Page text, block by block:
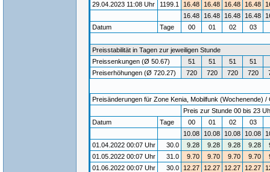
29.04.2023 11:08 Uhr
1199.1 16.48 16.48 16.48 16.48
16.48
16.48 16.48 16.48
Datum
Tage 00 01 02 03
Preisstabilität in Tagen zur jeweiligen Stunde
Preissenkungen (Ø 50.67)
51 51 51 51
Preiserhöhungen (Ø 720.27)
720 720 720 720
Preisänderungen für Zone Kenia, Mobilfunk (Wochenende) /
Preis zur Stunde 00 bis 23
Datum
Tage 00 01 02 03
10.08
10.08 10.08 10.08
01.04.2022 00:07 Uhr
30.0 9.28 9.28 9.28 9.28
01.05.2022 00:07 Uhr
31.0 9.70 9.70 9.70 9.70
01.06.2022 00:07 Uhr
30.0 12.27 12.27 12.27 12.27